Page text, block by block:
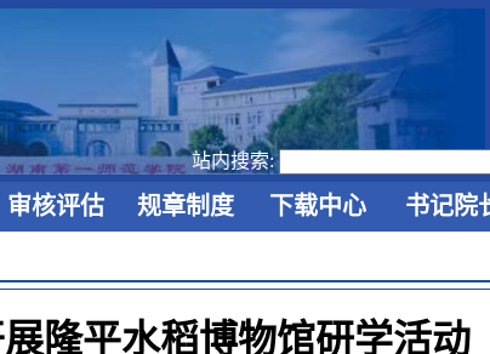
站内搜索:
审核评估 规章制度 下载中心 书记院
隆平水稻博物馆研学活动